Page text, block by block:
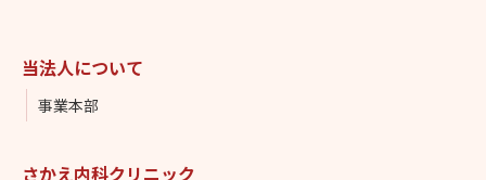
当法人について
事業本部
さかえ内科クリニック